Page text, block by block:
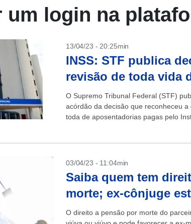
um login na
13/04/23 - 20:25min
INSS: STF publica
revisão de toda vida
O Supremo Tribunal Federal (STF)
acórdão da decisão que reconheceu
toda de aposentadorias pagas pelo
03/04/23 - 11:04min
Saiba quem tem
morte; ex-cônjuge
O direito a pensão por morte do